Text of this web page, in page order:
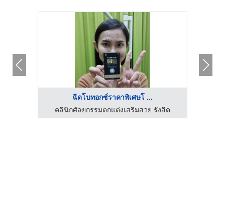
ฉีดโบทอกซ์ราคาพิเศษโ ...
คลินิกศัลยกรรมตกแต่งเสริมสวย รังสิต